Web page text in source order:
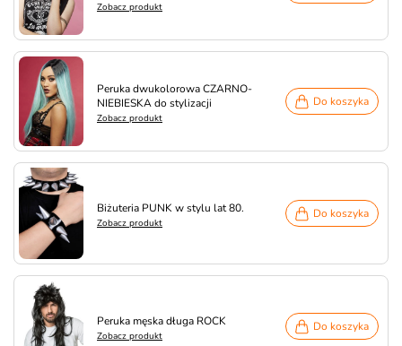
Zobacz produkt
Peruka dwukolorowa CZARNO-
NIEBIESKA do stylizacji
Zobacz produkt
Do koszyka
Biżuteria PUNK w stylu lat 80.
Zobacz produkt
Do koszyka
Peruka męska długa ROCK
Zobacz produkt
Do koszyka